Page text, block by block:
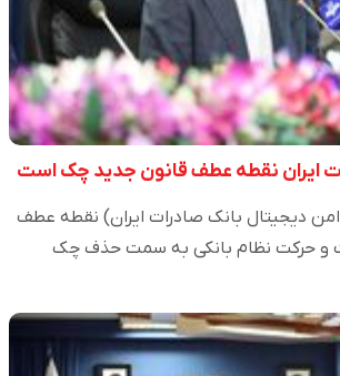
ایران نقطه عطف قانون جدید چک است
دیجیتال بانک صادرات ایران) نقطه عطف
و حرکت نظام بانکی به سمت حذف چک